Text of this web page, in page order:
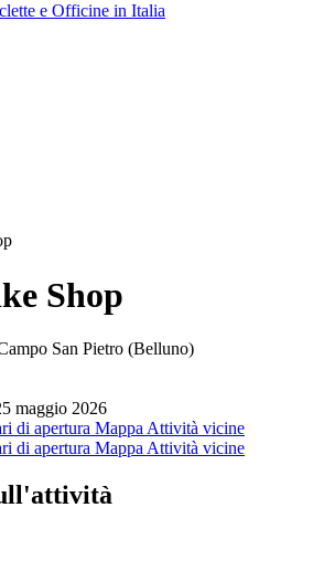
e Officine in Italia
Shop
San Pietro (Belluno)
maggio 2026
di apertura Mappa Attività vicine
di apertura Mappa Attività vicine